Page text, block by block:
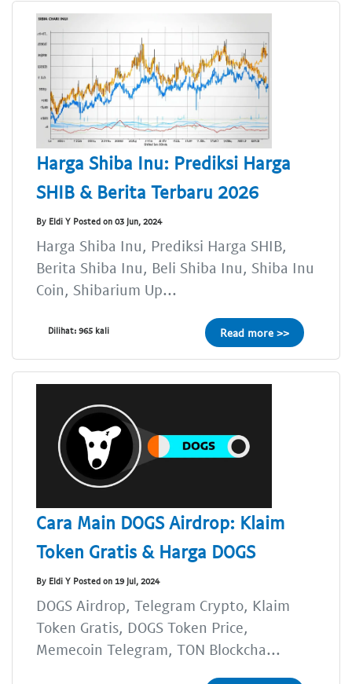
Harga Shiba Inu: Prediksi Harga
SHIB & Berita Terbaru 2026
By Eldi Y Posted on 03 Jun, 2024
Harga Shiba Inu, Prediksi Harga SHIB,
Berita Shiba Inu, Beli Shiba Inu, Shiba Inu
Coin, Shibarium Up...
Dilihat: 965 kali Read more >>
Cara Main DOGS Airdrop: Klaim
Token Gratis & Harga DOGS
By Eldi Y Posted on 19 Jul, 2024
DOGS Airdrop, Telegram Crypto, Klaim
Token Gratis, DOGS Token Price,
Memecoin Telegram, TON Blockcha...